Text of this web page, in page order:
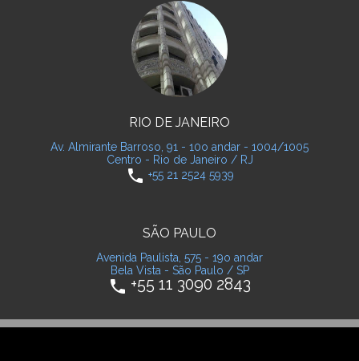
RIO DE JANEIRO
Av. Almirante Barroso, 91 - 10o andar - 1004/1005
Centro - Rio de Janeiro / RJ
phone +55 21 2524 5939
SÃO PAULO
Avenida Paulista, 575 - 19o andar
Bela Vista - São Paulo / SP
phone +55 11 3090 2843